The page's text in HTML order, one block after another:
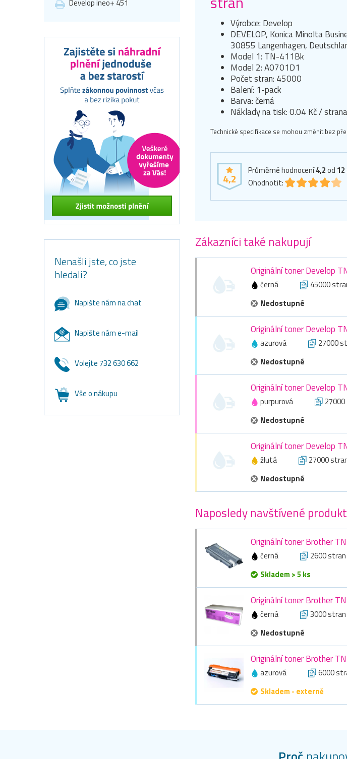
Develop ineo+ 451
Nenašli jste, co jste
hledali?
Napište nám na chat
Napište nám e-mail
Volejte 732 630 662
Vše o nákupu
Výrobce: Develop
DEVELOP, Konica Minolta
30855 Langenhagen,
Model 1: TN-411Bk
Model 2: A0701D1
Počet stran: 45000
Balení: 1-pack
Barva: černá
Náklady na tisk: 0.04 Kč / strana
Technické specifikace se mohou změnit bez
4,2
Průměrné hodnocení4,2od 12
Ohodnotit:
Zákazníci také nakupují
Originální toner Develop
černá 45000
Nedostupné
Originální toner Develop
azurová 27000
Nedostupné
Originální toner Develop
purpurová
Nedostupné
Originální toner Develop
žlutá 27000
Nedostupné
Naposledy navštívené
Originální toner Brother
černá 2600 stran
Skladem > 5 ks
Originální toner Brother
černá 3000 stran
Nedostupné
Originální toner Brother
azurová 6000
Skladem - externě